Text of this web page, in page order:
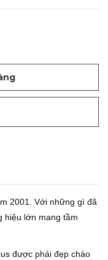
2001. Với những gì đã
hiệu lớn mang tầm
được phái đẹp chào